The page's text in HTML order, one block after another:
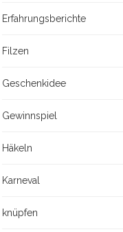
Erfahrungsberichte
Filzen
Geschenkidee
Gewinnspiel
Häkeln
Karneval
knüpfen